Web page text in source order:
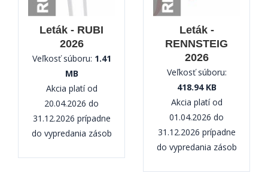
Leták - RUBI
2026
Veľkosť súboru: 1.41
MB
Akcia platí od
20.04.2026 do
31.12.2026 prípadne
do vypredania zásob
Leták -
RENNSTEIG
2026
Veľkosť súboru:
418.94 KB
Akcia platí od
01.04.2026 do
31.12.2026 prípadne
do vypredania zásob